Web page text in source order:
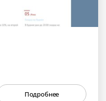
Подробнее